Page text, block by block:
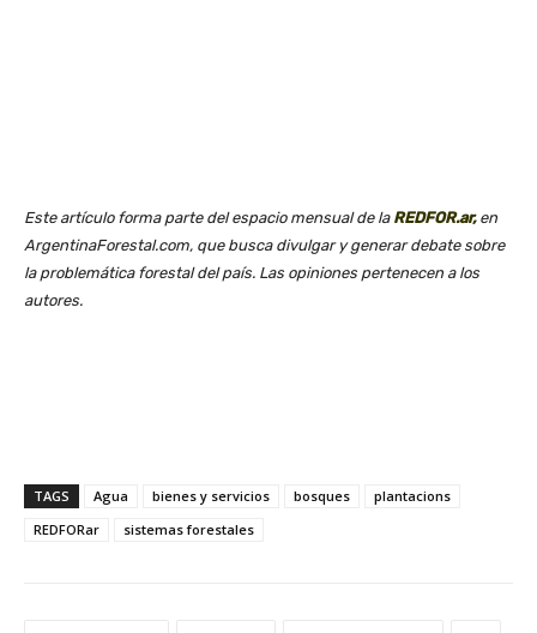
Este artículo forma parte del espacio mensual de la REDFOR.ar, en
ArgentinaForestal.com, que busca divulgar y generar debate sobre
la problemática forestal del país. Las opiniones pertenecen a los
autores.
TAGS Agua bienes y servicios bosques
plantacions
REDFORar
sistemas forestales